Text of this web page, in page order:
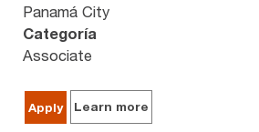
Panamá City
Categoría
Associate
Apply Learn more